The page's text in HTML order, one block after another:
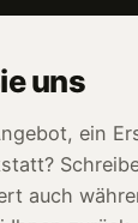
uns
ein
auch